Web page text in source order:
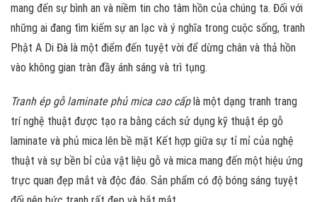
mang đến sự bình an và niềm tin cho tâm hồn của chúng ta. Đối với
những ai đang tìm kiếm sự an lạc và ý nghĩa trong cuộc sống, tranh
Phật A Di Đà là một điểm đến tuyệt vời để dừng chân và thả hồn
vào không gian tràn đầy ánh sáng và trì tụng.
Tranh ép gỗ laminate phủ mica cao cấplà một dạng tranh trang
trí nghệ thuật được tạo ra bằng cách sử dụng kỹ thuật ép gỗ
laminate và phủ mica lên bề mặt Kết hợp giữa sự tỉ mỉ của nghệ
thuật và sự bền bỉ của vật liệu gỗ và mica mang đến một hiệu ứng
trực quan đẹp mắt và độc đáo. Sản phẩm có độ bóng sáng tuyệt